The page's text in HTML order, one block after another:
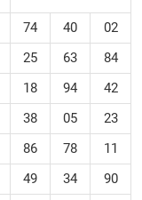
74 40
02
25 63 84
18 94
42
38 05 23
86 78
11
49 34 90